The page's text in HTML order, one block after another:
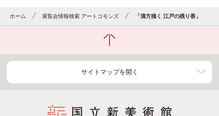
ホーム 展覧会情報検索 アートコモンズ 「清方描く 江戸の残り香」
サイトマップを開く